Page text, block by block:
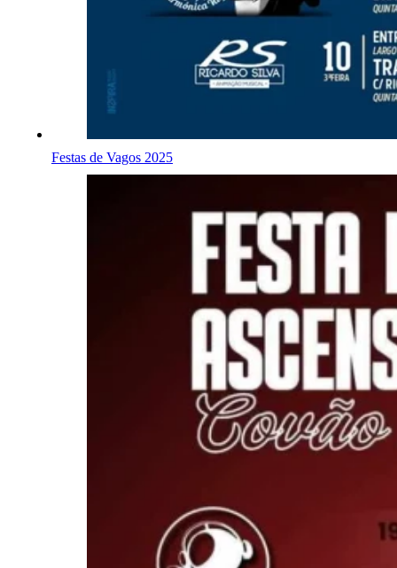
Festas de Vagos 2025